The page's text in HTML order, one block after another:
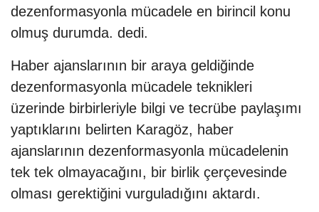
dezenformasyonla mücadele en birincil konu
olmuş durumda. dedi.
Haber ajanslarının bir araya geldiğinde
dezenformasyonla mücadele teknikleri
üzerinde birbirleriyle bilgi ve tecrübe paylaşımı
yaptıklarını belirten Karagöz, haber
ajanslarının dezenformasyonla mücadelenin
tek tek olmayacağını, bir birlik çerçevesinde
olması gerektiğini vurguladığını aktardı.